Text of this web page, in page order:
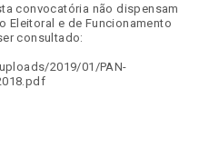
convocatória não dispensam
Eleitoral e de Funcionamento
consultado:
2019/01/PAN-